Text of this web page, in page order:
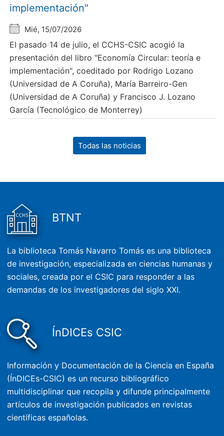
implementación"
Mié, 15/07/2026
El pasado 14 de julio, el CCHS-CSIC acogió la
presentación del libro "Economía Circular: teoría e
implementación", coeditado por Rodrigo Lozano
(Universidad de A Coruña), María Barreiro-Gen
(Universidad de A Coruña) y Francisco J. Lozano
García (Tecnológico de Monterrey)
Todas las noticias
BTNT
La biblioteca Tomás Navarro Tomás es una biblioteca
de investigación, especializada en ciencias humanas y
sociales, creada por el CSIC para responder a las
demandas de los investigadores del siglo XXI.
ÍnDICEs CSIC
Información y Documentación de la Ciencia en España
(ÍnDICEs-CSIC) es un recurso bibliográfico
multidisciplinar que recopila y difunde principalmente
artículos de investigación publicados en revistas
científicas españolas.